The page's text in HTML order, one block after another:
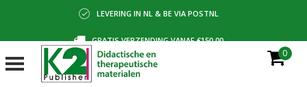
LEVERING IN NL & BE VIA POSTNL
GRATIS VERZENDING VANAF €150,00
BETALING VIA IDEAL, BANCONTACT OF FACTUUR
0